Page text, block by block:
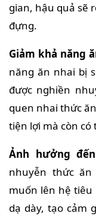
gian, hậu quả sẽ
đựng.
Giảm khả năng
năng ăn nhai bị
được nghiền
quen nhai thức
tiện lợi mà còn có
Ảnh hưởng
nhuyễn thức
muốn lên hệ tiêu
dạ dày, tạo cảm